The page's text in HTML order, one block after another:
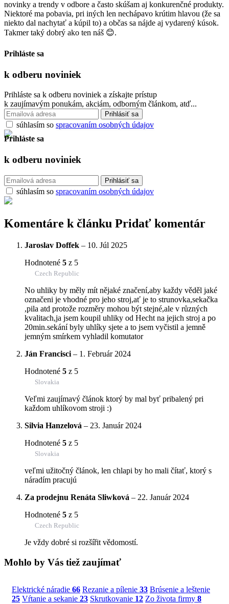
novinky a trendy v odbore a často skúšam aj konkurenčné produkty.
Niektoré ma pobavia, pri iných len nechápavo krútim hlavou (že sa
niekto dal nachytať a kúpil to) a občas sa nájde aj vydarený kúsok.
Takmer taký dobrý ako ten náš 😊.
Prihláste sa
k odberu noviniek
Prihláste sa k odberu noviniek a získajte prístup
k zaujímavým ponukám, akciám, odborným článkom, atď...
súhlasím so spracovaním osobných údajov
Prihláste sa
k odberu noviniek
súhlasím so spracovaním osobných údajov
Komentáre k článku Pridať komentár
Jaroslav Doffek – 10. Júl 2025
Hodnotené 5 z 5
Czech Republic
No uhliky by měly mít nějaké značení,aby každy věděl jaké
označeni je vhodné pro jeho stroj,ať je to strunovka,sekačka
,pila atd protože rozměry mohou být stejné,ale v různých
kvalitach,ja jsem koupil uhliky od Hecht na jejich stroj a po
20min.sekání byly uhlíky sjete a to jsem vyčistil a jemně
jemným smírkem vyhladil komutator
Ján Francisci – 1. Február 2024
Hodnotené 5 z 5
Slovakia
Veľmi zaujímavý článok ktorý by mal byť pribalený pri
každom uhlíkovom stroji :)
Silvia Hanzelová – 23. Január 2024
Hodnotené 5 z 5
Slovakia
veľmi užitočný článok, len chlapi by ho mali čítať, ktorý s
náradím pracujú
Za prodejnu Renáta Sliwková – 22. Január 2024
Hodnotené 5 z 5
Czech Republic
Je vždy dobré si rozšířit vědomostí.
Mohlo by Vás tiež zaujímať
Elektrické náradie 66 Rezanie a pílenie 33 Brúsenie a leštenie
25 Vŕtanie a sekanie 23 Skrutkovanie 12 Zo života firmy 8